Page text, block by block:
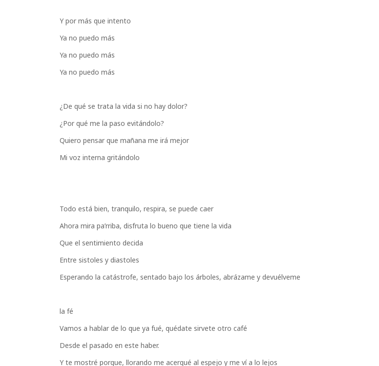
Y por más que intento
Ya no puedo más
Ya no puedo más
Ya no puedo más
¿De qué se trata la vida si no hay dolor?
¿Por qué me la paso evitándolo?
Quiero pensar que mañana me irá mejor
Mi voz interna gritándolo
Todo está bien, tranquilo, respira, se puede caer
Ahora mira pa’rriba, disfruta lo bueno que tiene la vida
Que el sentimiento decida
Entre sistoles y diastoles
Esperando la catástrofe, sentado bajo los árboles, abrázame y devuélveme
la fé
Vamos a hablar de lo que ya fué, quédate sirvete otro café
Desde el pasado en este haber.
Y te mostré porque, llorando me acerqué al espejo y me ví a lo lejos